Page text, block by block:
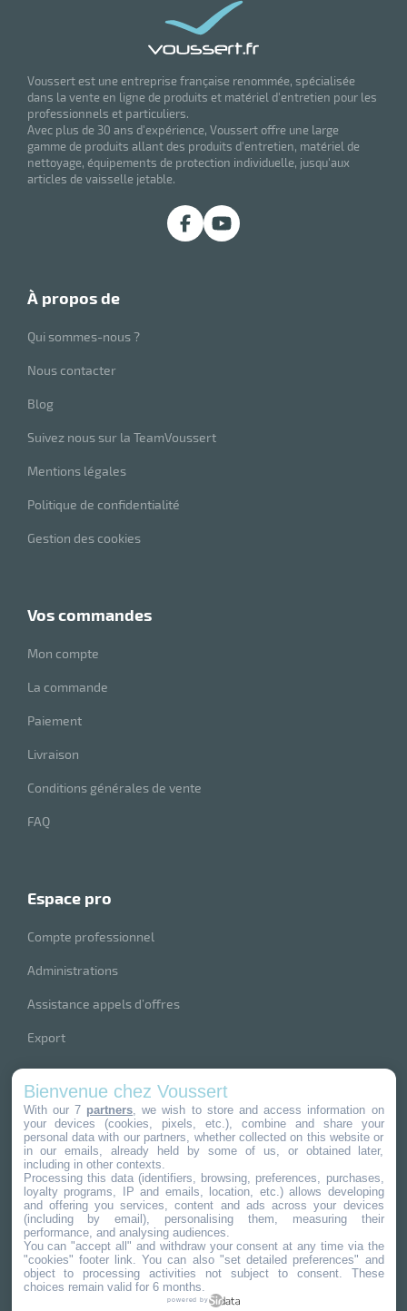
Voussert est une entreprise française renommée, spécialisée
dans la vente en ligne de produits et matériel d'entretien pour les
professionnels et particuliers.
Avec plus de 30 ans d'expérience, Voussert offre une large
gamme de produits allant des produits d'entretien, matériel de
nettoyage, équipements de protection individuelle, jusqu'aux
articles de vaisselle jetable.
à propos de
Qui sommes-nous ?
Nous contacter
Blog
Suivez nous sur la TeamVoussert
Mentions légales
Politique de confidentialité
Gestion des cookies
vos commandes
Mon compte
La commande
Paiement
Livraison
Conditions générales de vente
FAQ
espace pro
Compte professionnel
Administrations
Assistance appels d’offres
Export
index produits
nos marques
4,8/5
733avis clients
Bienvenue chez Voussert
With our 7 partners , we wish to store and access information on
your devices (cookies, pixels, etc.), combine and share your
personal data with our partners, whether collected on this website or
in our emails, already held by some of us, or obtained later,
including in other contexts.
Processing this data (identifiers, browsing, preferences, purchases,
loyalty programs, IP and emails, location, etc.) allows developing
and offering you services, content and ads across your devices
(including by email), personalising them, measuring their
performance, and analysing audiences.
You can "accept all" and withdraw your consent at any time via the
"cookies" footer link . You can also "set detailed preferences" and
object to processing activities not subject to consent. These
choices remain valid for 6 months.
powered by